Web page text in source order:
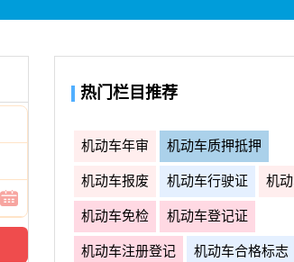
热门栏目推荐
机动车年审 机动车质押抵押
机动车报废 机动车行驶证 机
机动车免检 机动车登记证
机动车注册登记 机动车合格标志